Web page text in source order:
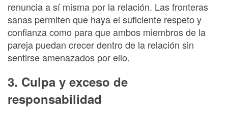
renuncia a sí misma por la relación. Las fronteras
sanas permiten que haya el suficiente respeto y
confianza como para que ambos miembros de la
pareja puedan crecer dentro de la relación sin
sentirse amenazados por ello.
3. Culpa y exceso de
responsabilidad